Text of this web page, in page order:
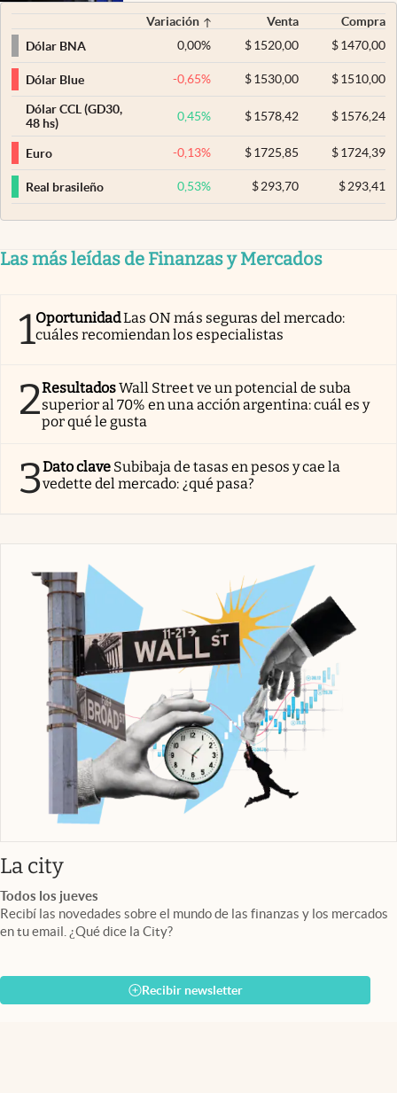
Variación Venta
Compra
Dólar BNA
0,00% $ 1520,00 $1470,00
Dólar Blue -0,65% $ 1530,00 $1510,00
Dólar CCL (GD30,
48 hs)
0,45% $ 1578,42 $1576,24
Euro -0,13% $ 1725,85 $1724,39
Real brasileño 0,53% $293,70 $293,41
Las más leídas de Finanzas y Mercados
1OportunidadLas ON más seguras del mercado:
cuáles recomiendan los especialistas
2ResultadosWall Street ve un potencial de suba
superior al 70% en una acción argentina: cuál es y
por qué le gusta
3Dato clave Subibaja de tasas en pesos y cae la
vedette del mercado: ¿qué pasa?
La cityabre en nueva pestaña
Todos los jueves
Recibí las novedades sobre el mundo de las finanzas y los mercados
en tu email. ¿Qué dice la City?
Recibir newsletter